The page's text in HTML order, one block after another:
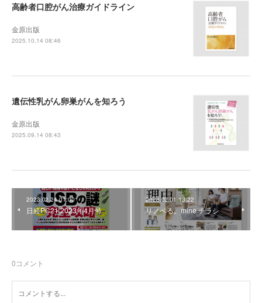
高齢者口腔がん治療ガイドライン
金原出版
2025.10.14 08:46
遺伝性乳がん卵巣がんを知ろう
金原出版
2025.09.14 08:43
2023.02.24 01:00
日経PC21 2023年4月号
2023.02.01 13:22
リノベる。mine チラシ
0コメント